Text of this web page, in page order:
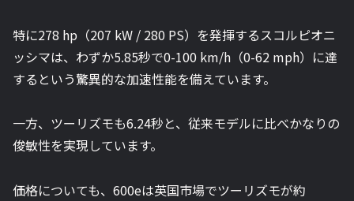
特に278 hp（207 kW / 280 PS）を発揮するスコルピオニ
ッシマは、わずか5.85秒で0-100 km/h（0-62 mph）に達
するという驚異的な加速性能を備えています。
一方、ツーリズモも6.24秒と、従来モデルに比べかなりの
俊敏性を実現しています。
価格についても、600eは英国市場でツーリズモが約